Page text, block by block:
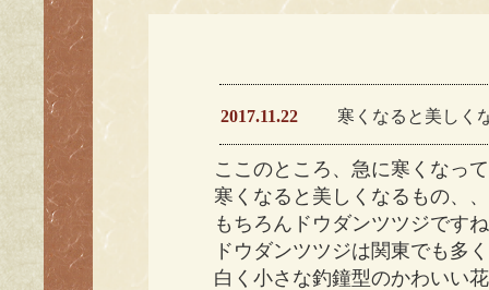
2017.11.22 寒くなると美しく
ここのところ、急に寒くなっ
寒くなると美しくなるもの、、
もちろんドウダンツツジです
ドウダンツツジは関東でも多
白く小さな釣鐘型のかわいい